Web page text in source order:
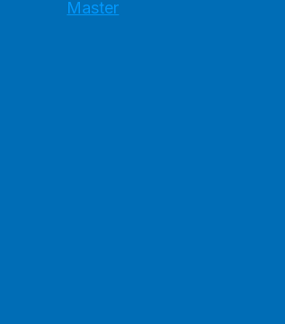
Master